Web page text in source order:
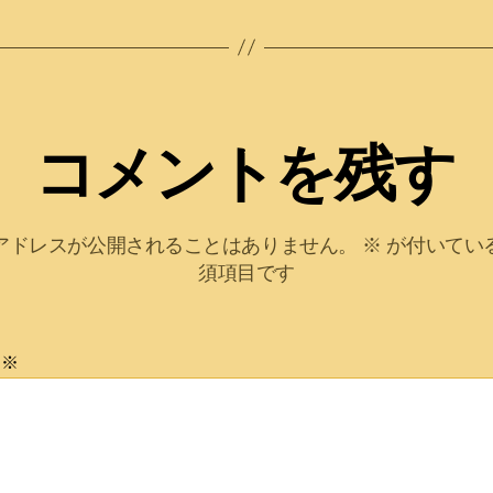
コメントを残す
ドレスが公開されることはありません。 ※ が付いてい
須項目です
※